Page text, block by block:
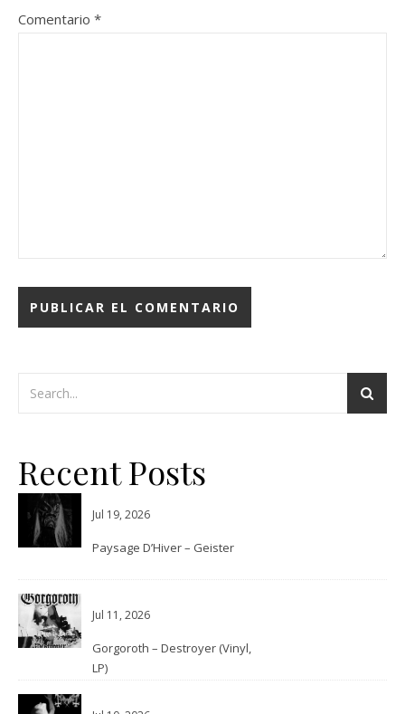
Comentario *
Recent Posts
Jul 19, 2026
Paysage D’Hiver – Geister
Jul 11, 2026
Gorgoroth – Destroyer (Vinyl,
LP)